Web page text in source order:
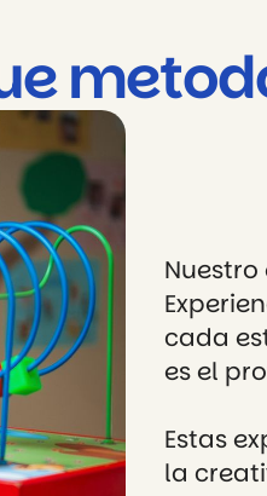
cada
es el
Estas
la